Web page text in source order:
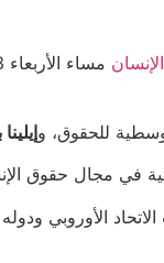
للحقوق، و
في مجال حقوق
الأوروبي